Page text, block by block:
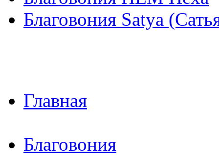
Благовония Satya
Главная
Благовония